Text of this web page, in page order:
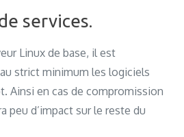
services.
Linux de base, il est
strict minimum les logiciels
Ainsi en cas de compromission
peu d’impact sur le reste du